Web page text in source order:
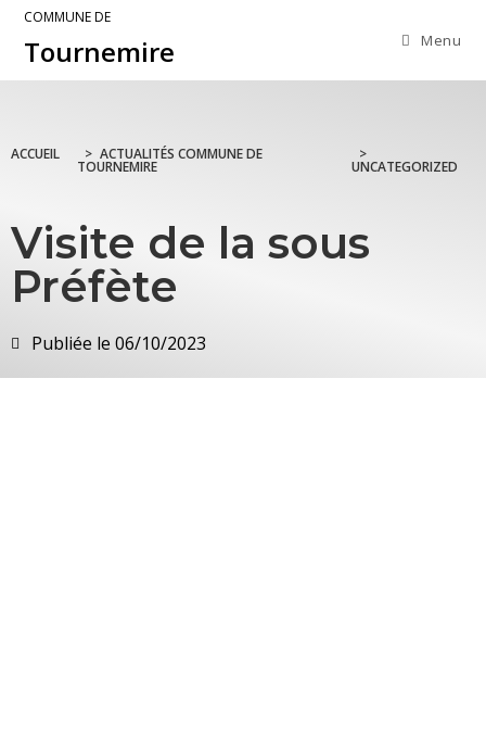
COMMUNE DE
Tournemire Menu
ACCUEIL > ACTUALITÉS COMMUNE DE
TOURNEMIRE
>
UNCATEGORIZED
Visite de la sous
Préfète
Publiée le 06/10/2023